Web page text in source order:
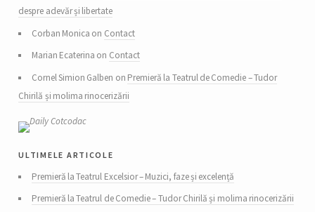
despre adevăr și libertate
Corban Monica on Contact
Marian Ecaterina on Contact
Cornel Simion Galben on Premieră la Teatrul de Comedie – Tudor
Chirilă și molima rinocerizării
ultimele articole
Premieră la Teatrul Excelsior – Muzici, faze și excelență
Premieră la Teatrul de Comedie – Tudor Chirilă și molima rinocerizării